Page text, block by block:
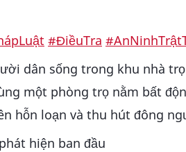
#ĐiềuTra
dân sống trong khu nhà
một phòng trọ nằm bất
hỗn loạn và thu hút đông
hiện ban đầu